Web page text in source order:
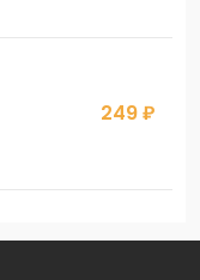
249 ₽